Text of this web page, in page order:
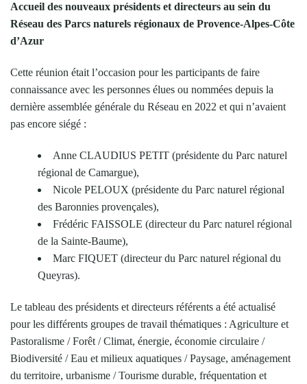
Accueil des nouveaux présidents et directeurs au sein du
Réseau des Parcs naturels régionaux de Provence-Alpes-Côte
d’Azur
Cette réunion était l’occasion pour les participants de faire
connaissance avec les personnes élues ou nommées depuis la
dernière assemblée générale du Réseau en 2022 et qui n’avaient
pas encore siégé :
Anne CLAUDIUS PETIT (présidente du Parc naturel
régional de Camargue),
Nicole PELOUX (présidente du Parc naturel régional
des Baronnies provençales),
Frédéric FAISSOLE (directeur du Parc naturel régional
de la Sainte-Baume),
Marc FIQUET (directeur du Parc naturel régional du
Queyras).
Le tableau des présidents et directeurs référents a été actualisé
pour les différents groupes de travail thématiques : Agriculture et
Pastoralisme / Forêt / Climat, énergie, économie circulaire /
Biodiversité / Eau et milieux aquatiques / Paysage, aménagement
du territoire, urbanisme / Tourisme durable, fréquentation et